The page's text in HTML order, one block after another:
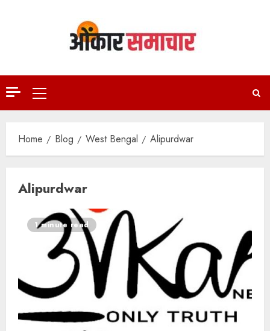
Primary
Menu
Home Blog West Bengal Alipurdwar
Alipurdwar
1 minute read